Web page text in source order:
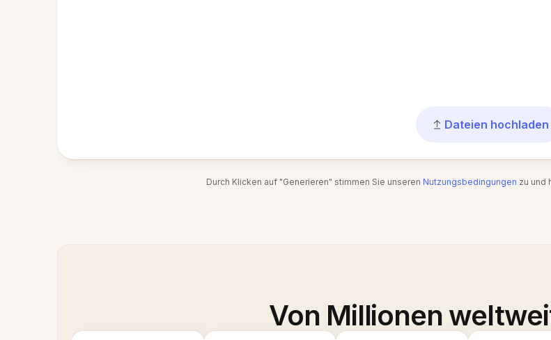
Dateien hochladen
Durch Klicken auf "Generieren" stimmen Sie unseren Nutzungsbedingungen zu und
Von Millionen